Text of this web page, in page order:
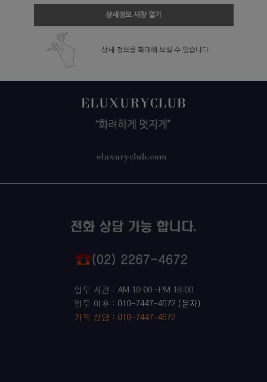
상세정보 새창 열기
상세 정보를 확대해 보실 수 있습니다.